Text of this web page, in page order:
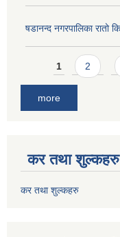
षडानन्द नगरपालिका रातो
Pages
1 2
more
कर तथा शुल्कहरु
कर तथा शुल्कहरु